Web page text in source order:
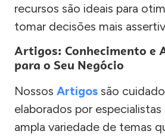
recursos são ideais para
tomar decisões mais
Artigos: Conhecimento e
para o Seu Negócio
Nossos Artigos são
elaborados por
ampla variedade de temas